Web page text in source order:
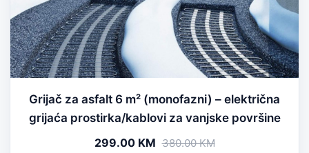
Grijač za asfalt 6 m² (monofazni) – električna
grijaća prostirka/kablovi za vanjske površine
299.00 KM 380.00 KM